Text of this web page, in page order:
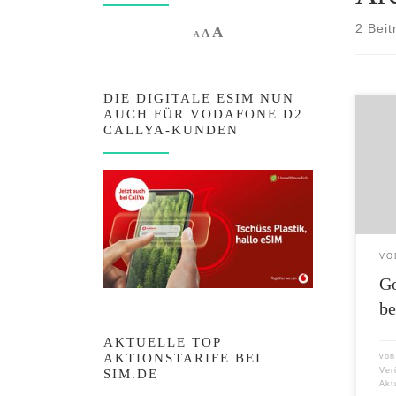
2
von
A Decrease font size.
AReset font size.
AIncrease font size.
DIE DIGITALE ESIM NUN
AUCH FÜR VODAFONE D2
CALLYA-KUNDEN
AKTUELLE TOP
AKTIONSTARIFE BEI
SIM.DE